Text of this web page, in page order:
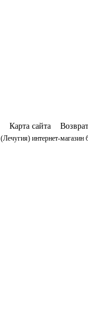
Карта сайта Возврат
(Лечугия) интернет-